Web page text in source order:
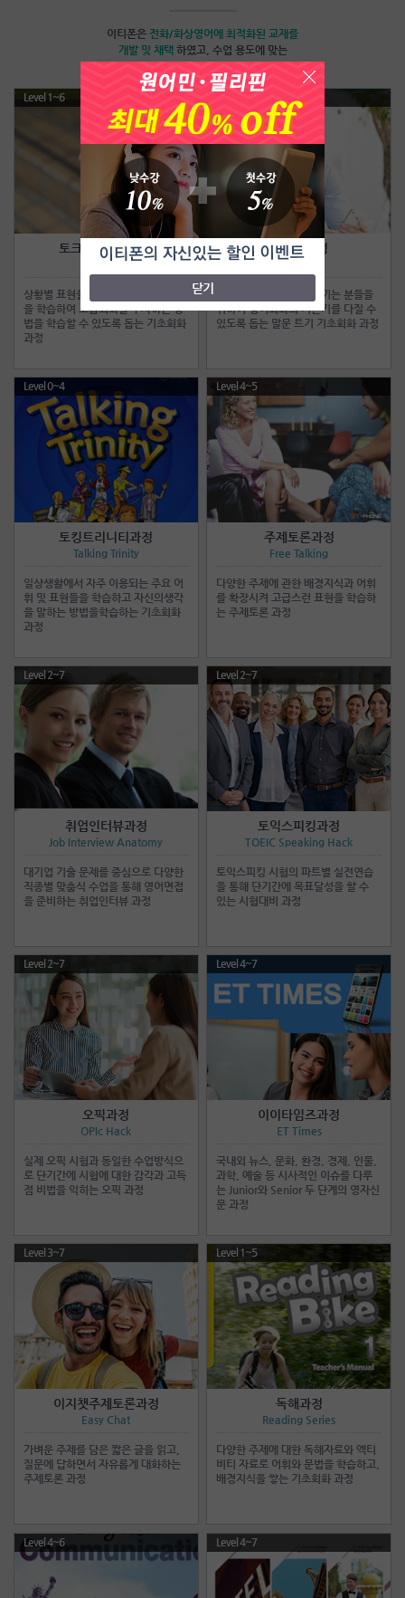
이티폰은 전화/화상영어에 최적화된 교재를
개발 및 채택 하였고, 수업 용도에 맞는
Level 1~6
토크얼라이브과정
Talk Alive
상황별 표현을 중심으로 유용한 패턴
을 학습하여 고급회화를 구사하는 방
법을 학습할 수 있도록 돕는 기초회화
과정
점프업과정
Jump Up
일상대화에 어려움을 느끼는 분들을
위하여 영어회화의 기본기를 다질 수
있도록 돕는 말문 트기 기초회화 과정
Level 0~4
토킹트리니티과정
Talking Trinity
일상생활에서 자주 이용되는 주요 어
휘 및 표현들을 학습하고 자신의생각
을 말하는 방법을학습하는 기초회화
과정
Level 4~5
주제토론과정
Free Talking
다양한 주제에 관한 배경지식과 어휘
를 확장시켜 고급스런 표현을 학습하
는 주제토론 과정
Level 2~7
취업인터뷰과정
Job Interview Anatomy
대기업 기출 문제를 중심으로 다양한
직종별 맞춤식 수업을 통해 영어면접
을 준비하는 취업인터뷰 과정
Level 2~7
토익스피킹과정
TOEIC Speaking Hack
토익스피킹 시험의 파트별 실전연습
을 통해 단기간에 목표달성을 할 수
있는 시험대비 과정
Level 2~7
오픽과정
OPIc Hack
실제 오픽 시험과 동일한 수업방식으
로 단기간에 시험에 대한 감각과 고득
점 비법을 익히는 오픽 과정
Level 4~7
이이타임즈과정
ET Times
국내외 뉴스, 문화, 환경, 경제, 인물,
과학, 예술 등 시사적인 이슈를 다루
는 Junior와 Senior 두 단계의 영자신
문 과정
Level 3~7
이지챗주제토론과정
Easy Chat
가벼운 주제를 담은 짧은 글을 읽고,
질문에 답하면서 자유롭게 대화하는
주제토론 과정
Level 1~5
독해과정
Reading Series
다양한 주제에 대한 독해자료와 엑티
비티 자료로 어휘와 문법을 학습하고,
배경지식을 쌓는 기초회화 과정
Level 4~6 Level 4~7
닫기